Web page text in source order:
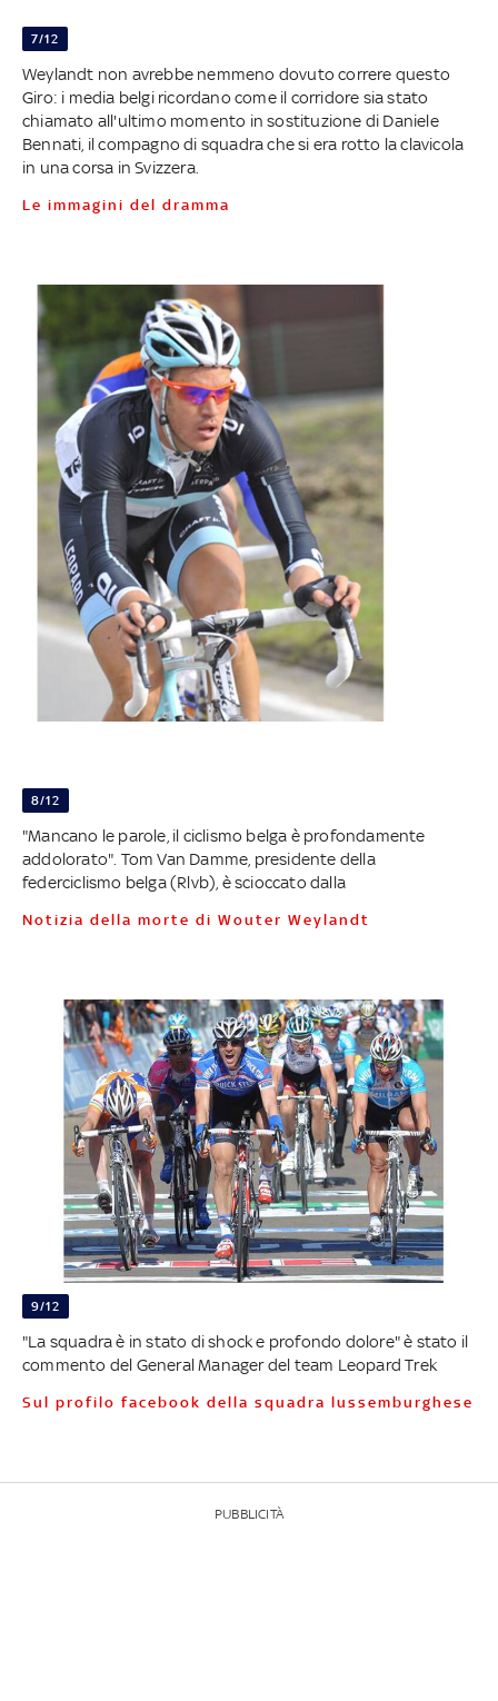
7/12
Weylandt non avrebbe nemmeno dovuto correre questo
Giro: i media belgi ricordano come il corridore sia stato
chiamato all'ultimo momento in sostituzione di Daniele
Bennati, il compagno di squadra che si era rotto la clavicola
in una corsa in Svizzera.
Le immagini del dramma
8/12
"Mancano le parole, il ciclismo belga è profondamente
addolorato". Tom Van Damme, presidente della
federciclismo belga (Rlvb), è scioccato dalla
notizia della morte di Wouter Weylandt
9/12
"La squadra è in stato di shock e profondo dolore" è stato il
commento del General Manager del team Leopard Trek
sul profilo facebook della squadra lussemburghese
PUBBLICITÀ